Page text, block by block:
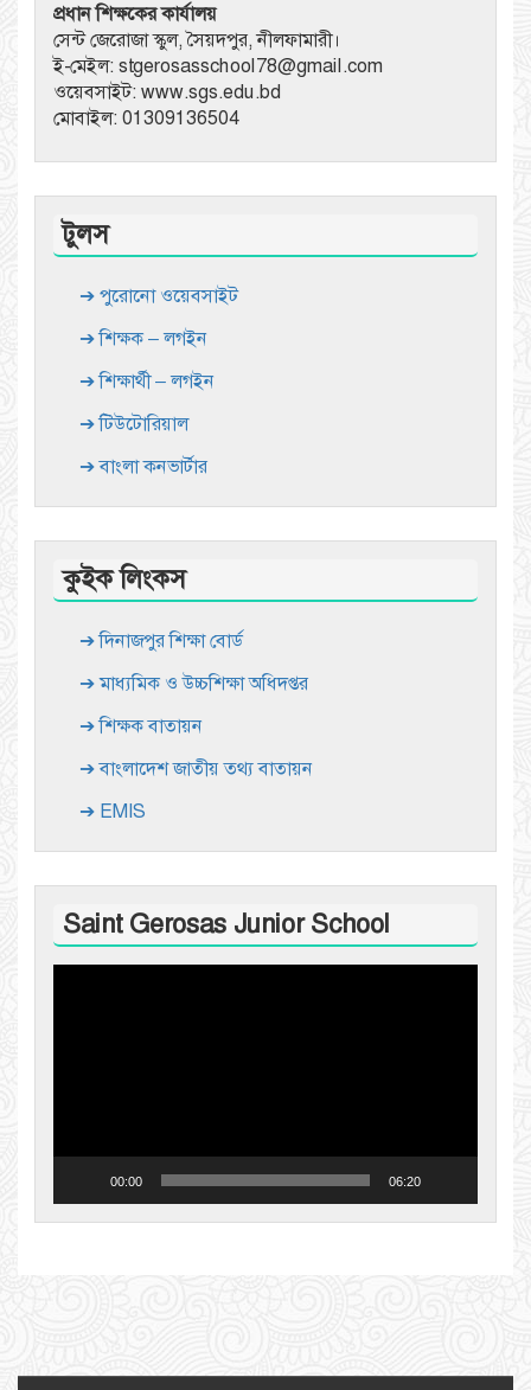
প্রধান শিক্ষকের কার্যালয়
সেন্ট জেরোজা স্কুল, সৈয়দপুর, নীলফামারী।
ই-মেইল: stgerosasschool78@gmail.com
ওয়েবসাইট: www.sgs.edu.bd
মোবাইল: 01309136504
টুলস
➔ পুরোনো ওয়েবসাইট
➔ শিক্ষক – লগইন
➔ শিক্ষার্থী – লগইন
➔ টিউটোরিয়াল
➔ বাংলা কনভার্টার
কুইক লিংকস
➔ দিনাজপুর শিক্ষা বোর্ড
➔ মাধ্যমিক ও উচ্চশিক্ষা অধিদপ্তর
➔ শিক্ষক বাতায়ন
➔ বাংলাদেশ জাতীয় তথ্য বাতায়ন
➔ EMIS
Saint Gerosas Junior School
00:00 06:20